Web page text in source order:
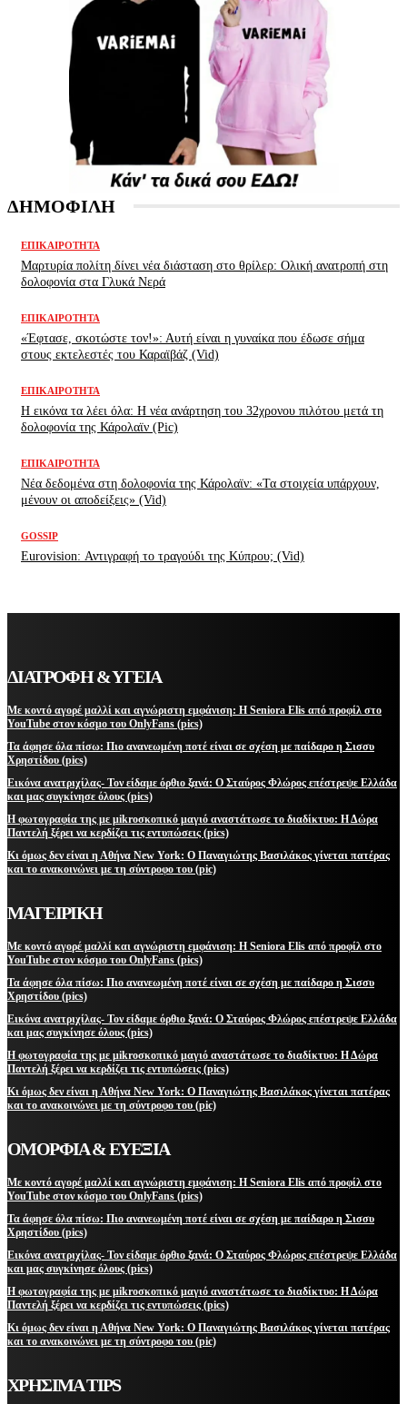
ΔΗΜΟΦΙΛΗ
ΕΠΙΚΑΙΡΌΤΗΤΑ
Μαρτυρία πολίτη δίνει νέα διάσταση στο θρίλερ: Ολική ανατροπή στη
δολοφονία στα Γλυκά Νερά
ΕΠΙΚΑΙΡΌΤΗΤΑ
«Έφτασε, σκοτώστε τον!»: Αυτή είναι η γυναίκα που έδωσε σήμα
στους εκτελεστές του Καραϊβάζ (Vid)
ΕΠΙΚΑΙΡΌΤΗΤΑ
H εικόνα τα λέει όλα: H νέα ανάρτηση του 32χρονου πιλότου μετά τη
δολοφονία της Κάρολαϊν (Pic)
ΕΠΙΚΑΙΡΌΤΗΤΑ
Νέα δεδομένα στη δολοφονία της Κάρολαϊν: «Τα στοιχεία υπάρχουν,
μένουν οι αποδείξεις» (Vid)
GOSSIP
Eurovision: Αντιγραφή το τραγούδι της Κύπρου; (Vid)
ΔΙΑΤΡΟΦΗ & ΥΓΕΙΑ
Με κοντό αγορέ μαλλί και αγνώριστη εμφάνιση: Η Seniora Elis από προφίλ στο
YouTube στον κόσμο του OnlyFans (pics)
Τα άφησε όλα πίσω: Πιο ανανεωμένη ποτέ είναι σε σχέση με παίδαρο η Σισσυ
Χρηστίδου (pics)
Εικόνα ανατριχίλας- Τον είδαμε όρθιο ξανά: Ο Σταύρος Φλώρος επέστρεψε Ελλάδα
και μας συγκίνησε όλους (pics)
Η φωτογραφία της με μikroσκοπικό μαγιό αναστάτωσε το διαδίκτυο: Η Δώρα
Παντελή ξέρει να κερδίζει τις εντυπώσεις (pics)
Κι όμως δεν είναι η Αθήνα New York: Ο Παναγιώτης Βασιλάκος γίνεται πατέρας
και το ανακοινώνει με τη σύντροφο του (pic)
ΜΑΓΕΙΡΙΚΗ
Με κοντό αγορέ μαλλί και αγνώριστη εμφάνιση: Η Seniora Elis από προφίλ στο
YouTube στον κόσμο του OnlyFans (pics)
Τα άφησε όλα πίσω: Πιο ανανεωμένη ποτέ είναι σε σχέση με παίδαρο η Σισσυ
Χρηστίδου (pics)
Εικόνα ανατριχίλας- Τον είδαμε όρθιο ξανά: Ο Σταύρος Φλώρος επέστρεψε Ελλάδα
και μας συγκίνησε όλους (pics)
Η φωτογραφία της με μikroσκοπικό μαγιό αναστάτωσε το διαδίκτυο: Η Δώρα
Παντελή ξέρει να κερδίζει τις εντυπώσεις (pics)
Κι όμως δεν είναι η Αθήνα New York: Ο Παναγιώτης Βασιλάκος γίνεται πατέρας
και το ανακοινώνει με τη σύντροφο του (pic)
ΟΜΟΡΦΙΑ & ΕΥΕΞΙΑ
Με κοντό αγορέ μαλλί και αγνώριστη εμφάνιση: Η Seniora Elis από προφίλ στο
YouTube στον κόσμο του OnlyFans (pics)
Τα άφησε όλα πίσω: Πιο ανανεωμένη ποτέ είναι σε σχέση με παίδαρο η Σισσυ
Χρηστίδου (pics)
Εικόνα ανατριχίλας- Τον είδαμε όρθιο ξανά: Ο Σταύρος Φλώρος επέστρεψε Ελλάδα
και μας συγκίνησε όλους (pics)
Η φωτογραφία της με μikroσκοπικό μαγιό αναστάτωσε το διαδίκτυο: Η Δώρα
Παντελή ξέρει να κερδίζει τις εντυπώσεις (pics)
Κι όμως δεν είναι η Αθήνα New York: Ο Παναγιώτης Βασιλάκος γίνεται πατέρας
και το ανακοινώνει με τη σύντροφο του (pic)
ΧΡΗΣΙΜΑ TIPS